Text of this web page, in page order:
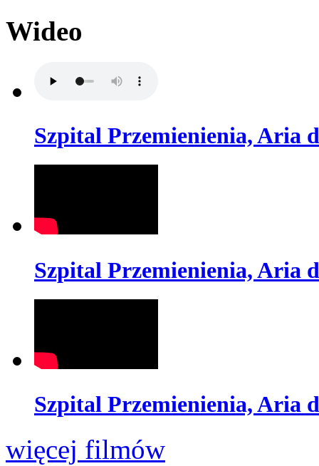
Wideo
Szpital Przemienienia, Aria
Szpital Przemienienia, Aria
Szpital Przemienienia, Aria
więcej filmów